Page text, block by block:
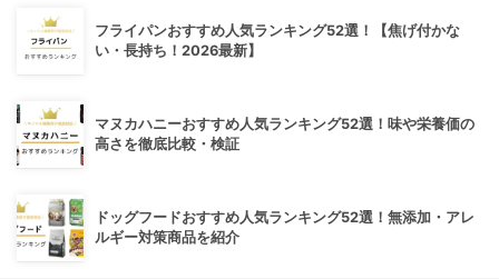
フライパンおすすめ人気ランキング52選！【焦げ付かな
い・長持ち！2026最新】
マヌカハニーおすすめ人気ランキング52選！味や栄養価の
高さを徹底比較・検証
ドッグフードおすすめ人気ランキング52選！無添加・アレ
ルギー対策商品を紹介